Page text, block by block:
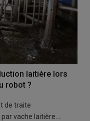
laitière lors
robot ?
de traite
vache laitière.…